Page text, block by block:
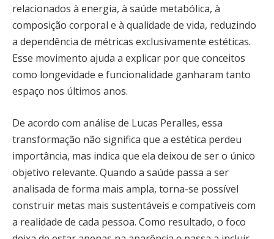
relacionados à energia, à saúde metabólica, à
composição corporal e à qualidade de vida, reduzindo
a dependência de métricas exclusivamente estéticas.
Esse movimento ajuda a explicar por que conceitos
como longevidade e funcionalidade ganharam tanto
espaço nos últimos anos.
De acordo com análise de Lucas Peralles, essa
transformação não significa que a estética perdeu
importância, mas indica que ela deixou de ser o único
objetivo relevante. Quando a saúde passa a ser
analisada de forma mais ampla, torna-se possível
construir metas mais sustentáveis e compatíveis com
a realidade de cada pessoa. Como resultado, o foco